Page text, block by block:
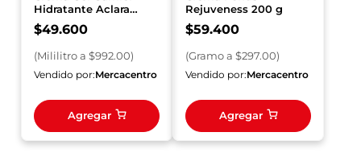
Hidratante Aclara
Serum x 50 ml
$49.600
(Mililitroa $992.00)
Vendido por:Mercacentro
Agregar
Rejuveness 200 g
$59.400
(Gramoa $297.00)
Vendido por:Mercacentro
Agregar